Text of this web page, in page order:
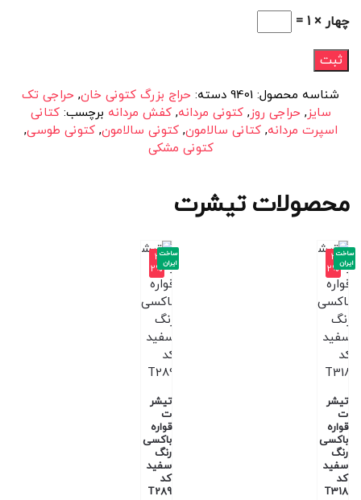
چهار × 1 =
شناسه محصول: 9401 دسته: حراج بزرگ کتونی خان, حراجی تک
سایز, حراجی روز,کتونی مردانه,کفش مردانه برچسب:کتانی
اسپرت مردانه,کتانی سالامون,کتونی سالامون,کتونی طوسی,
کتونی مشکی
محصولات تیشرت
-3
2%
تیشر
ت
قواره
باکسی
رنگ
سفید
کد
T318
ساخت
ایران
-3
2%
تیشر
ت
قواره
باکسی
رنگ
سفید
کد
T289
ساخت
ایران